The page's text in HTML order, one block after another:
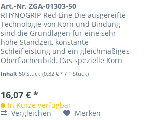
Art.-Nr. ZGA-01303-50
RHYNOGRIP Red Line Die ausgereifte
Technologie von Korn und Bindung
sind die Grundlagen für eine sehr
hohe Standzeit, konstante
Schleifleistung und ein gleichmäßiges
Oberflächenbild. Das spezielle Korn
ist beständig in Aggressivität und...
Inhalt 50 Stück(0,32 € * / 1 Stück)
16,07 € *
In Kürze verfügbar
Vergleichen
Merken